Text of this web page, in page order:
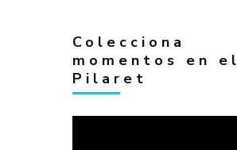
Colecciona
momentos en el
Pilaret